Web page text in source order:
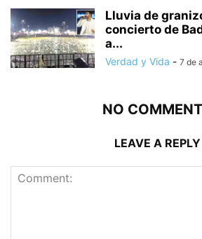
Lluvia de
concierto de
a...
Verdad y Vida - 7 de
NO
LEAVE A REPLY